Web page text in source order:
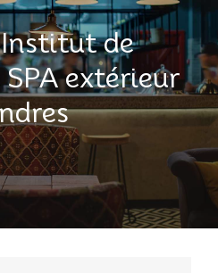
de
extérieur